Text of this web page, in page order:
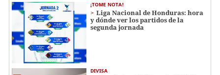
¡TOME NOTA!
Liga Nacional de Honduras: hora
y dónde ver los partidos de la
segunda jornada
DIVISA